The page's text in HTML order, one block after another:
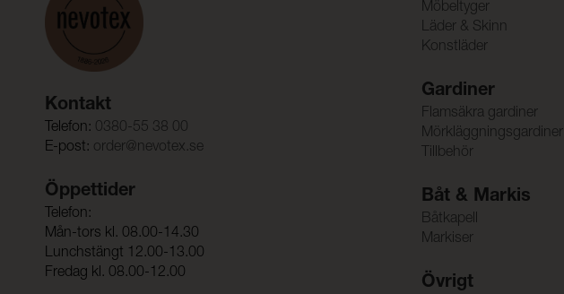
Kontakt
Telefon: 0380-55 38 00
E-post: order@nevotex.se
Öppettider
Telefon:
Mån-tors kl. 08.00-14.30
Lunchstängt 12.00-13.00
Fredag kl. 08.00-12.00
Möbeltyger
Läder & Skinn
Konstläder
Gardiner
Flamsäkra gardiner
Mörkläggningsgardiner
Tillbehör
Båt & Markis
Båtkapell
Markiser
Övrigt